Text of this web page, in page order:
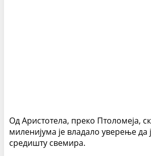
Од Аристотела, преко Птоломеја,
миленијума је владало уверење да
средишту свемира.